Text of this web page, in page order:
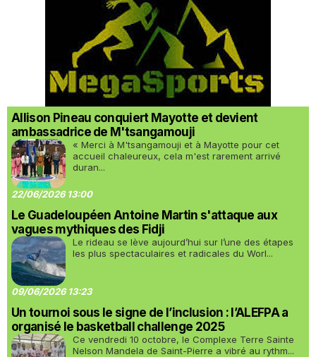
Allison Pineau conquiert Mayotte et devient
ambassadrice de M'tsangamouji
« Merci à M'tsangamouji et à Mayotte pour cet
accueil chaleureux, cela m'est rarement arrivé
duran...
22/06/2026 13:00
Le Guadeloupéen Antoine Martin s'attaque aux
vagues mythiques des Fidji
Le rideau se lève aujourd’hui sur l’une des étapes
les plus spectaculaires et radicales du Worl...
09/06/2026 13:23
Un tournoi sous le signe de l’inclusion : l’ALEFPA a
organisé le basketball challenge 2025
Ce vendredi 10 octobre, le Complexe Terre Sainte
Nelson Mandela de Saint-Pierre a vibré au rythm...